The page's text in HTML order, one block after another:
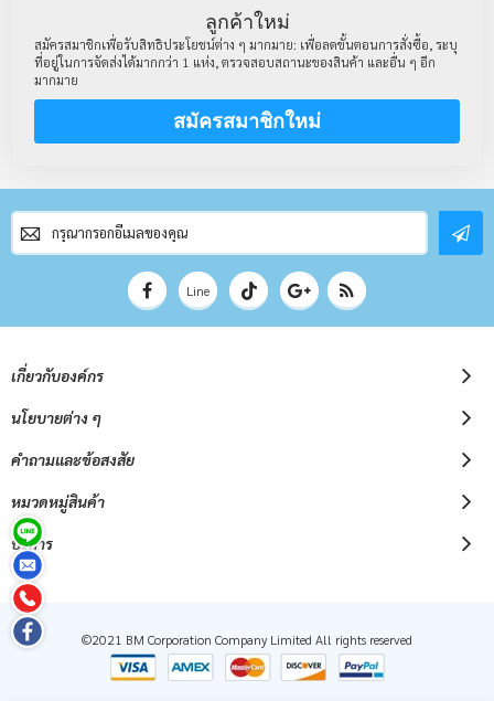
ลูกค้าใหม่
สมัครสมาชิกเพื่อรับสิทธิประโยชน์ต่าง ๆ มากมาย: เพื่อลดขั้นตอนการสั่งซื้อ, ระบุ
ที่อยู่ในการจัดส่งได้มากกว่า 1 แห่ง, ตรวจสอบสถานะของสินค้า และอื่น ๆ อีก
มากมาย
สมัครสมาชิกใหม่
สมัคร
สมาชิก
จดหมาย
Line
เกี่ยวกับองค์กร
นโยบายต่าง ๆ
คำถามและข้อสงสัย
หมวดหมู่สินค้า
บริการ
©2021 BM Corporation Company Limited All rights reserved